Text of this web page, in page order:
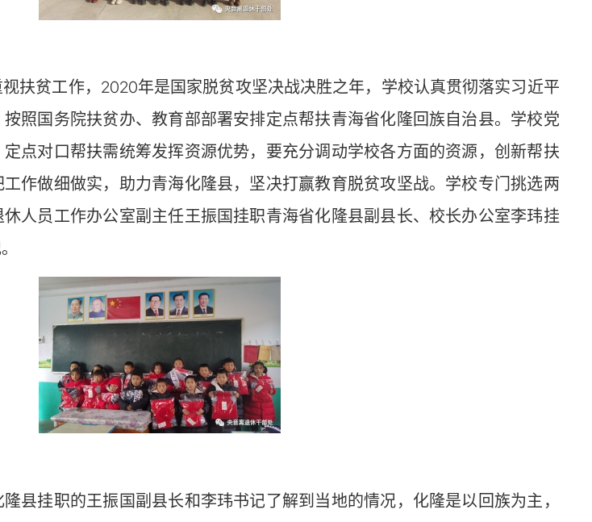
贫工作，2020年是国家脱贫攻坚决战决胜之年，学校认真贯彻落实习近平
照国务院扶贫办、教育部部署安排定点帮扶青海省化隆回族自治县。学校党
点对口帮扶需统筹发挥资源优势，要充分调动学校各方面的资源，创新帮扶
作做细做实，助力青海化隆县，坚决打赢教育脱贫攻坚战。学校专门挑选两
人员工作办公室副主任王振国挂职青海省化隆县副县长、校长办公室李玮挂
挂职的王振国副县长和李玮书记了解到当地的情况，化隆是以回族为主，